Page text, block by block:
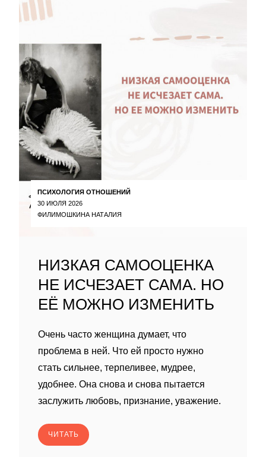
ПСИХОЛОГИЯ ОТНОШЕНИЙ
30 ИЮЛЯ 2026
ФИЛИМОШКИНА НАТАЛИЯ
НИЗКАЯ САМООЦЕНКА
НЕ ИСЧЕЗАЕТ САМА. НО
ЕЁ МОЖНО ИЗМЕНИТЬ
Очень часто женщина думает, что
проблема в ней. Что ей просто нужно
стать сильнее, терпеливее, мудрее,
удобнее. Она снова и снова пытается
заслужить любовь, признание, уважение.
ЧИТАТЬ